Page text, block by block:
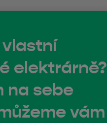
vlastní
elektrárně?
na sebe
vám